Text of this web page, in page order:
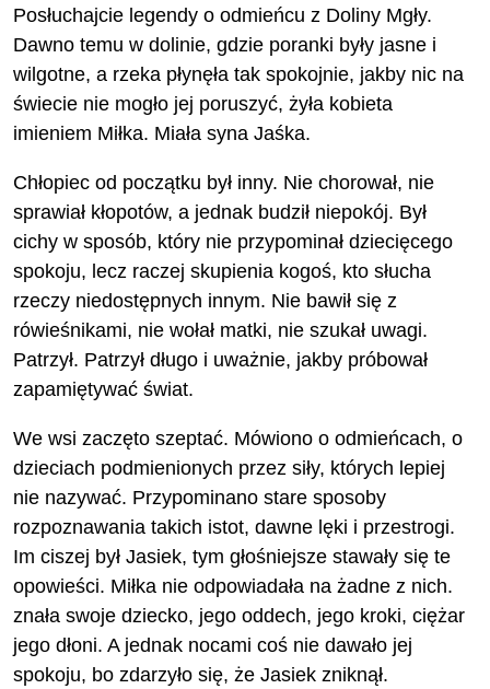
Posłuchajcie legendy o odmieńcu z Doliny Mgły.
Dawno temu w dolinie, gdzie poranki były jasne i
wilgotne, a rzeka płynęła tak spokojnie, jakby nic na
świecie nie mogło jej poruszyć, żyła kobieta
imieniem Miłka. Miała syna Jaśka.
Chłopiec od początku był inny. Nie chorował, nie
sprawiał kłopotów, a jednak budził niepokój. Był
cichy w sposób, który nie przypominał dziecięcego
spokoju, lecz raczej skupienia kogoś, kto słucha
rzeczy niedostępnych innym. Nie bawił się z
rówieśnikami, nie wołał matki, nie szukał uwagi.
Patrzył. Patrzył długo i uważnie, jakby próbował
zapamiętywać świat.
We wsi zaczęto szeptać. Mówiono o odmieńcach, o
dzieciach podmienionych przez siły, których lepiej
nie nazywać. Przypominano stare sposoby
rozpoznawania takich istot, dawne lęki i przestrogi.
Im ciszej był Jasiek, tym głośniejsze stawały się te
opowieści. Miłka nie odpowiadała na żadne z nich.
znała swoje dziecko, jego oddech, jego kroki, ciężar
jego dłoni. A jednak nocami coś nie dawało jej
spokoju, bo zdarzyło się, że Jasiek zniknął.